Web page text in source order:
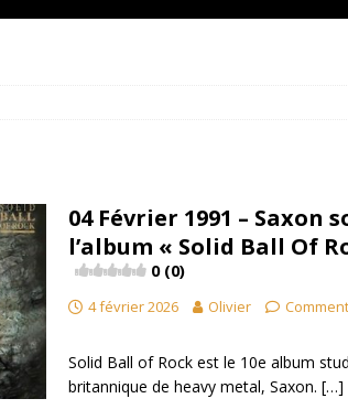
04 Février 1991 – Saxon
l’album « Solid Ball Of
0 (0)
4 février 2026 Olivier
Solid Ball of Rock est le 10e album
britannique de heavy metal, Saxon. […]